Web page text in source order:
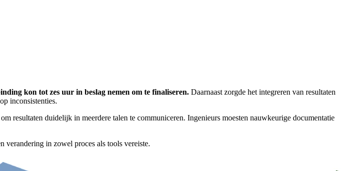
kon tot zes uur in beslag nemen om te finaliseren. Daarnaast zorgde het integreren van resultaten
inconsistenties.
resultaten duidelijk in meerdere talen te communiceren. Ingenieurs moesten nauwkeurige documentatie
verandering in zowel proces als tools vereiste.